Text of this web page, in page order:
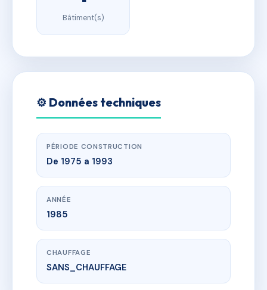
Bâtiment(s)
⚙️ Données techniques
PÉRIODE CONSTRUCTION
De 1975 a 1993
ANNÉE
1985
CHAUFFAGE
SANS_CHAUFFAGE